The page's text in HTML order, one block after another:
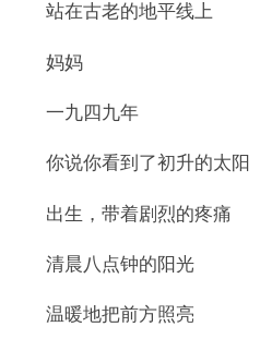
站在古老的地平线上
妈妈
一九四九年
你说你看到了初升的太阳
出生，带着剧烈的疼痛
清晨八点钟的阳光
温暖地把前方照亮